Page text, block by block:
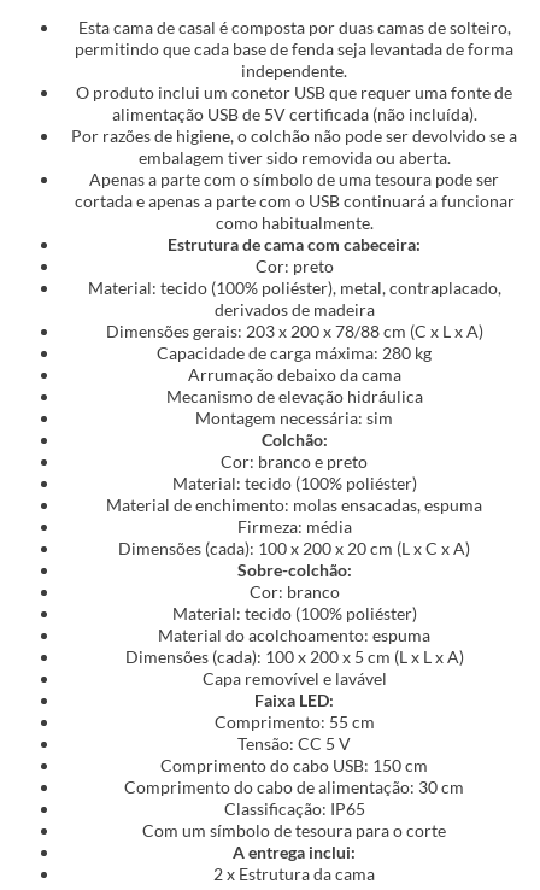
Esta cama de casal é composta por duas camas de solteiro,
permitindo que cada base de fenda seja levantada de forma
independente.
O produto inclui um conetor USB que requer uma fonte de
alimentação USB de 5V certificada (não incluída).
Por razões de higiene, o colchão não pode ser devolvido se a
embalagem tiver sido removida ou aberta.
Apenas a parte com o símbolo de uma tesoura pode ser
cortada e apenas a parte com o USB continuará a funcionar
como habitualmente.
Estrutura de cama com cabeceira:
Cor: preto
Material: tecido (100% poliéster), metal, contraplacado,
derivados de madeira
Dimensões gerais: 203 x 200 x 78/88 cm (C x L x A)
Capacidade de carga máxima: 280 kg
Arrumação debaixo da cama
Mecanismo de elevação hidráulica
Montagem necessária: sim
Colchão:
Cor: branco e preto
Material: tecido (100% poliéster)
Material de enchimento: molas ensacadas, espuma
Firmeza: média
Dimensões (cada): 100 x 200 x 20 cm (L x C x A)
Sobre-colchão:
Cor: branco
Material: tecido (100% poliéster)
Material do acolchoamento: espuma
Dimensões (cada): 100 x 200 x 5 cm (L x L x A)
Capa removível e lavável
Faixa LED:
Comprimento: 55 cm
Tensão: CC 5 V
Comprimento do cabo USB: 150 cm
Comprimento do cabo de alimentação: 30 cm
Classificação: IP65
Com um símbolo de tesoura para o corte
A entrega inclui:
2 x Estrutura da cama